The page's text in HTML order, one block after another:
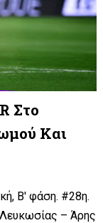
Στο
Και
Β' φάση. #28η.
– Άρης